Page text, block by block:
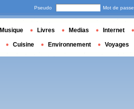
Pseudo Mot de passe
Musique Livres Medias Internet
Cuisine Environnement Voyages